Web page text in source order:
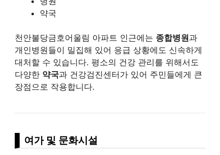
약국
천안불당금호어울림 아파트 인근에는 종합병원과
개인병원들이 밀집해 있어 응급 상황에도 신속하게
대처할 수 있습니다. 평소의 건강 관리를 위해서도
다양한 약국과 건강검진센터가 있어 주민들에게 큰
장점으로 작용합니다.
여가 및 문화시설